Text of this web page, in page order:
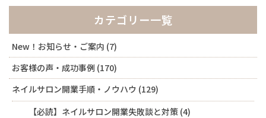
カテゴリー一覧
New！お知らせ・ご案内 (7)
お客様の声・成功事例 (170)
ネイルサロン開業手順・ノウハウ (129)
【必読】ネイルサロン開業失敗談と対策 (4)